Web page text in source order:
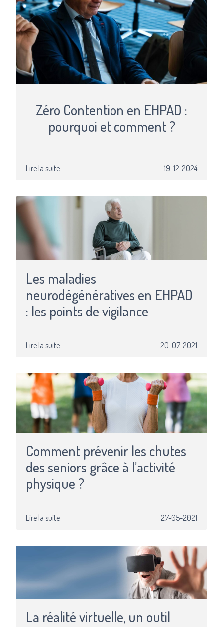
Zéro Contention en EHPAD :
pourquoi et comment ?
Lire la suite 19-12-2024
Les maladies
neurodégénératives en EHPAD
: les points de vigilance
Lire la suite 20-07-2021
Comment prévenir les chutes
des seniors grâce à l’activité
physique ?
Lire la suite 27-05-2021
La réalité virtuelle, un outil